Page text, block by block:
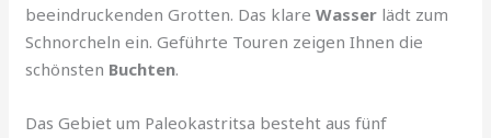
beeindruckenden Grotten. Das klareWasser lädt zum
Schnorcheln ein. Geführte Touren zeigen Ihnen die
schönsten Buchten.
Das Gebiet um Paleokastritsa besteht aus fünf